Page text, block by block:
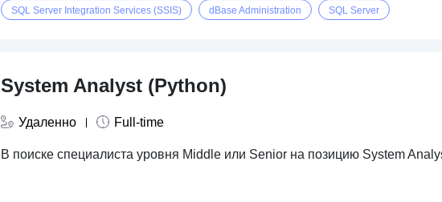
SQL Server Integration Services (SSIS) dBase Administration SQL Server
System Analyst (Python)
Удаленно Full-time
В поиске специалиста уровня Middle или Senior на позицию System